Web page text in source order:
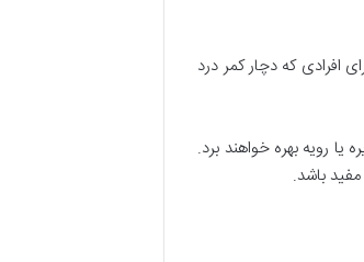
که دچار کمر درد
یا رویه بهره خواهند برد.
باشد.